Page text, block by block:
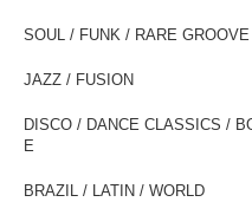
SOUL / FUNK / RARE
JAZZ / FUSION
DISCO / DANCE CLASSICS /
E
BRAZIL / LATIN / WORLD